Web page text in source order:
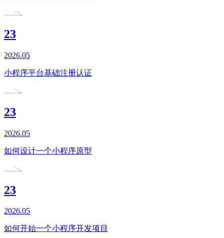
23
2026.05
小程序平台基础注册认证
23
2026.05
如何设计一个小程序原型
23
2026.05
如何开始一个小程序开发项目